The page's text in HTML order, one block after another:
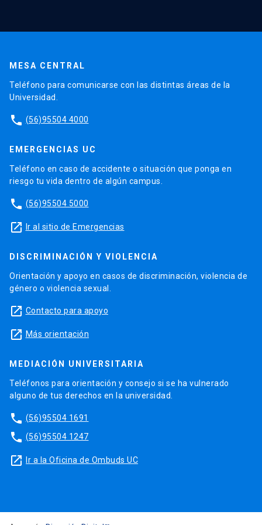
MESA CENTRAL
Teléfono para comunicarse con las distintas áreas de la
Universidad.
phone (56)95504 4000
EMERGENCIAS UC
Teléfono en caso de accidente o situación que ponga en
riesgo tu vida dentro de algún campus.
phone (56)95504 5000
launch Ir al sitio de Emergencias
DISCRIMINACIÓN Y VIOLENCIA
Orientación y apoyo en casos de discriminación, violencia de
género o violencia sexual.
launch Contacto para apoyo
launch Más orientación
MEDIACIÓN UNIVERSITARIA
Teléfonos para orientación y consejo si se ha vulnerado
alguno de tus derechos en la universidad.
phone (56)95504 1691
phone (56)95504 1247
launch Ir a la Oficina de Ombuds UC